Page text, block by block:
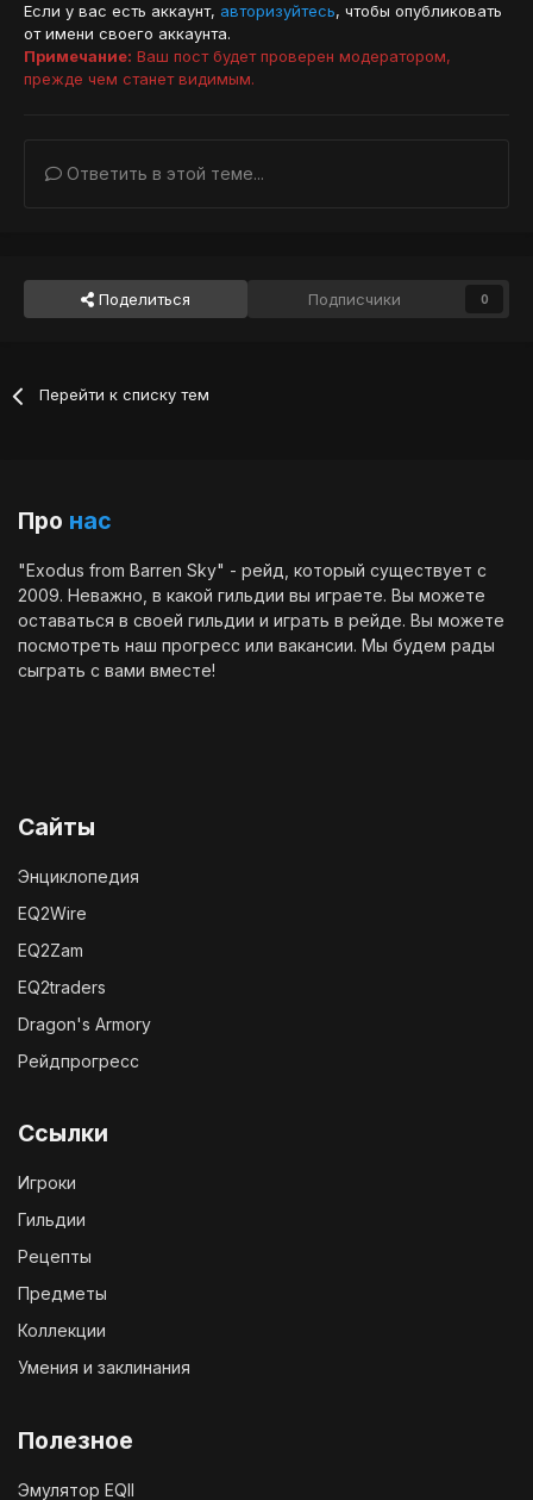
Если у вас есть аккаунт, авторизуйтесь, чтобы опубликовать
от имени своего аккаунта.
Примечание: Ваш пост будет проверен модератором,
прежде чем станет видимым.
Ответить в этой теме...
Поделиться Подписчики 0
Перейти к списку тем
Про нас
"Exodus from Barren Sky" - рейд, который существует с
2009. Неважно, в какой гильдии вы играете. Вы можете
оставаться в своей гильдии и играть в рейде. Вы можете
посмотреть наш прогресс или вакансии. Мы будем рады
сыграть с вами вместе!
Сайты
Энциклопедия
EQ2Wire
EQ2Zam
EQ2traders
Dragon's Armory
Рейдпрогресс
Ссылки
Игроки
Гильдии
Рецепты
Предметы
Коллекции
Умения и заклинания
Полезное
Эмулятор EQII